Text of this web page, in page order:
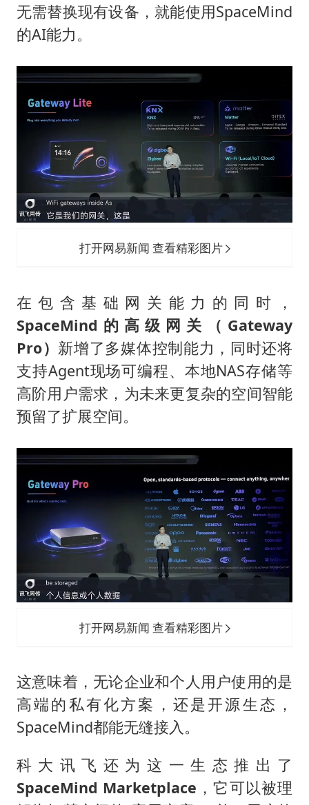
无需替换现有设备，就能使用SpaceMind
的AI能力。
打开网易新闻 查看精彩图片
在包含基础网关能力的同时，
SpaceMind 的高级网关
（Gateway
Pro） 新增了多媒体控制能力，同时还将
支持Agent现场可编程、本地NAS存储等
高阶用户需求，为未来更复杂的空间智能
预留了扩展空间。
打开网易新闻 查看精彩图片
这意味着，无论企业和个人用户使用的是
高端的私有化方案，还是开源生态，
SpaceMind都能无缝接入。
科大讯飞还为这一生态推出了
SpaceMind Marketplace ，它可以被理